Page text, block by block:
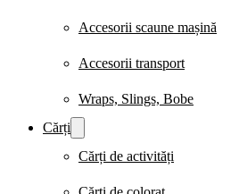
Accesorii scaune mașină
Accesorii transport
Wraps, Slings, Bobe
Cărți
Cărți de activități